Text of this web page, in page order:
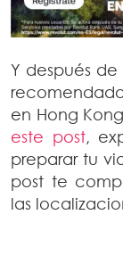
Y después
en Hong
este post,
preparar tu
post te
las